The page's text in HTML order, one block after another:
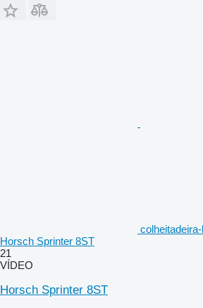
Horsch Sprinter 8ST
21
VÍDEO
Horsch Sprinter 8ST